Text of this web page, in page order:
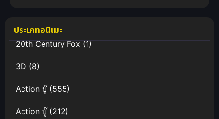
เจ้าอารมณ์
ประเภทอนิเมะ
20th Century Fox(1)
3D (8)
Action บู๊(555)
Action บู๊(212)